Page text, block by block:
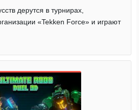
дерутся в турнирах,
«Tekken Force» и играют